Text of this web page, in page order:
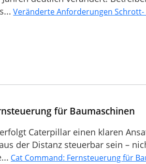
Veränderte Anforderungen Schrott-
für Baumaschinen
Caterpillar einen klaren
der Distanz steuerbar sein –
Cat Command: Fernsteuerung für